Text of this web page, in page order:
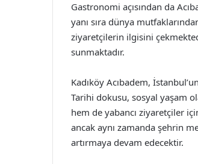
Gastronomi açısından da
yanı sıra dünya
ziyaretçilerin ilgisini
sunmaktadır.
Kadıköy Acıbadem,
Tarihi dokusu, sosyal yaşam
hem de yabancı ziyaretçiler
ancak aynı zamanda şehrin
artırmaya devam edecektir.